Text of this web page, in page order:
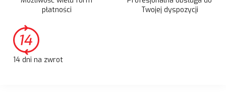
płatności
Twojej dyspozycji
14 dni na zwrot